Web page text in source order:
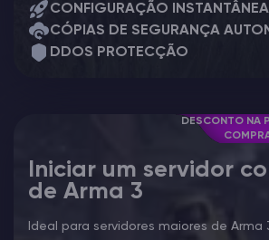
CONFIGURAÇÃO INSTANTÂNEA
CÓPIAS DE SEGURANÇA
DDOS PROTECÇÃO
DESCONTO NA
Iniciar um servidor
de Arma 3
Ideal para servidores maiores de Arma